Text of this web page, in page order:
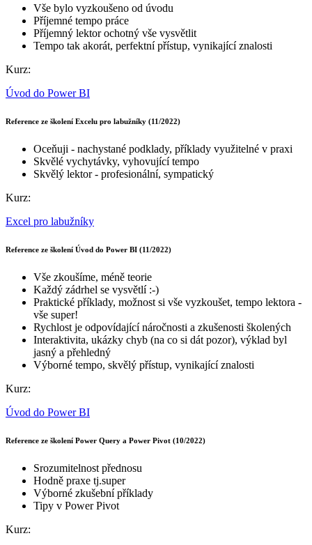
Vše bylo vyzkoušeno od úvodu
Příjemné tempo práce
Příjemný lektor ochotný vše vysvětlit
Tempo tak akorát, perfektní přístup, vynikající znalosti
Kurz:
Úvod do Power BI
Reference ze školení Excelu pro labužníky (11/2022)
Oceňuji - nachystané podklady, příklady využitelné v praxi
Skvělé vychytávky, vyhovující tempo
Skvělý lektor - profesionální, sympatický
Kurz:
Excel pro labužníky
Reference ze školení Úvod do Power BI (11/2022)
Vše zkoušíme, méně teorie
Každý zádrhel se vysvětlí :-)
Praktické příklady, možnost si vše vyzkoušet, tempo lektora -
vše super!
Rychlost je odpovídající náročnosti a zkušenosti školených
Interaktivita, ukázky chyb (na co si dát pozor), výklad byl
jasný a přehledný
Výborné tempo, skvělý přístup, vynikající znalosti
Kurz:
Úvod do Power BI
Reference ze školení Power Query a Power Pivot (10/2022)
Srozumitelnost přednosu
Hodně praxe tj.super
Výborné zkušební příklady
Tipy v Power Pivot
Kurz: